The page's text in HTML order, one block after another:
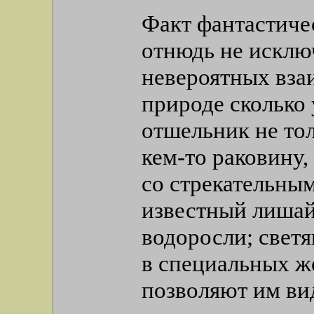
Факт
отнюдь не
невероятных
природе
отшельник не
кем-то
со
известный
водоросли;
в специальных
позволяют им